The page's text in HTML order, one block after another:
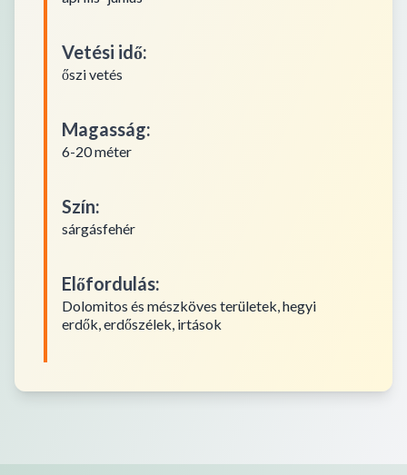
Vetési idő:
őszi vetés
Magasság:
6-20 méter
Szín:
sárgásfehér
Előfordulás:
Dolomitos és mészköves területek, hegyi
erdők, erdőszélek, irtások